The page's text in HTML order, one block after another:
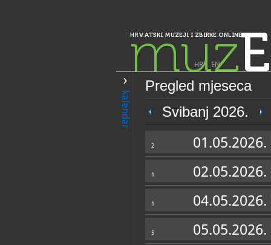
HRVATSKI MUZEJI I ZBIRKE ONLINE
muz
HR| EN
kalendar
Pregled mjeseca
Svibanj 2026.
2 01.05.2026.
1 02.05.2026.
1 04.05.2026.
5 05.05.2026.
PRETRAŽIVANJE
Istra, Kvarner, Gorski kotar i Lika
Gradski muzej
OPĆI PODACI